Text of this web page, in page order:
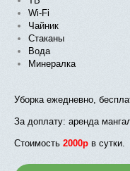
Wi-Fi
Чайник
Стаканы
Вода
Минералка
Уборка ежедневно,
За доплату: аренда
Стоимость 2000р в сутки.